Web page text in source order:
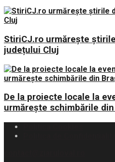
StiriCJ.ro urmărește
județului Cluj
De la proiecte locale la
urmărește schimbările